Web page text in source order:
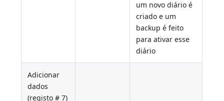
um novo diário é
criado e um
backup é feito
para ativar esse
diário
Adicionar
dados
(registo # 7)